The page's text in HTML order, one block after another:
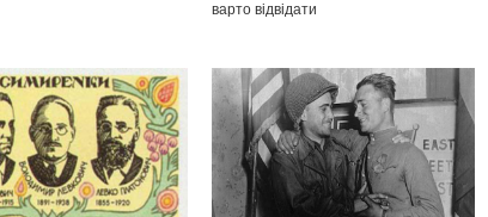
варто відвідати